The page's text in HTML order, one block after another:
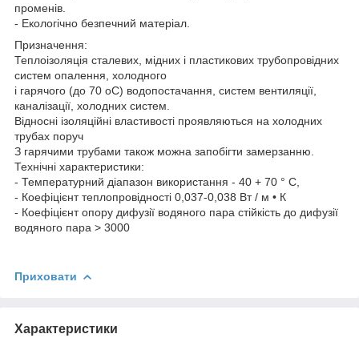
променів.
- Екологічно безпечний матеріал.
Призначення:
Теплоізоляція сталевих, мідних і пластикових трубопровідних
систем опалення, холодного
і гарячого (до 70 oC) водопостачання, систем вентиляції,
каналізації, холодних систем.
Відносні ізоляційні властивості проявляються на холодних
трубах поруч
З гарячими трубами також можна запобігти замерзанню.
Технічні характеристики:
- Температурний діапазон використання - 40 + 70 ° C,
- Коефіцієнт теплопровідності 0,037-0,038 Вт / м • К
- Коефіцієнт опору дифузії водяного пара стійкість до дифузії
водяного пара > 3000
Приховати
Характеристики